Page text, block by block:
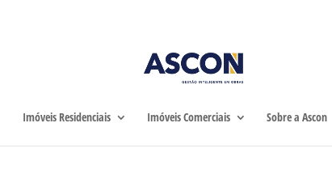
Imóveis Residenciais Imóveis Comerciais Sobre a Ascon